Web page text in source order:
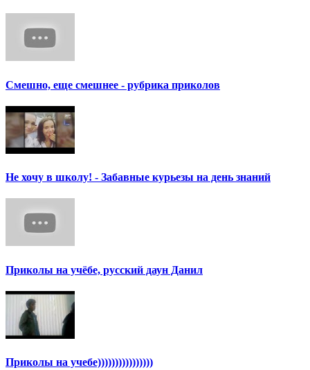
Смешно, еще смешнее - рубрика приколов
Не хочу в школу! - Забавные курьезы на день знаний
Приколы на учёбе, русский даун Данил
Приколы на учебе))))))))))))))))